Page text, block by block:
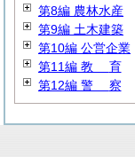
第8編 農林水産
第9編 土木建築
第10編 公営企業
第11編 教 育
第12編 警 察